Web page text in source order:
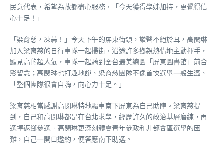
民意代表，希望為故鄉盡心服務，「今天獲得學姊加持，更覺得信
心十足！」
「梁育慈，凍蒜！」今天下午的屏東街頭，讚聲不絕於耳，高閔琳
加入梁育慈的自行車隊一起掃街，沿途許多鄉親熱情地主動揮手，
顯見高的超人氣，車隊一起騎到全台最美總圖「屏東圖書館」前合
影留念；高閔琳也打趣地說，梁育慈團隊不像首次選舉一般生澀，
「整個團隊很會自嗨，向心力十足。」
梁育慈相當感謝高閔琳特地驅車南下屏東為自己助陣。梁育慈提
到，自己和高閔琳都是在台北求學，經歷許久的政治基層磨練，再
選擇返鄉參選，高閔琳更深刻體會青年參政和非都會區選舉的困
難，自己一開口邀約，便答應南下助選。